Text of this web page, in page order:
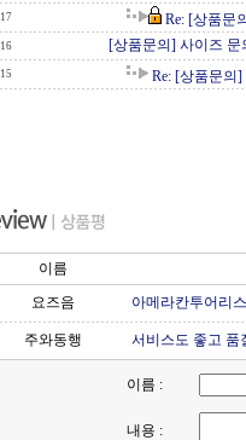
17 Re: [상품문
16 [상품문의] 사이즈 문
15 Re: [상품문의]
이름
요즈음
아메라칸투어리
주와동행 서비스도 좋고 품
이름 :
내용 :